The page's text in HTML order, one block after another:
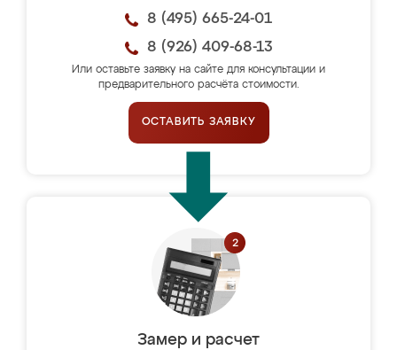
8 (495) 665-24-01
8 (926) 409-68-13
Или оставьте заявку на сайте для консультации и
предварительного расчёта стоимости.
ОСТАВИТЬ ЗАЯВКУ
Замер и расчет